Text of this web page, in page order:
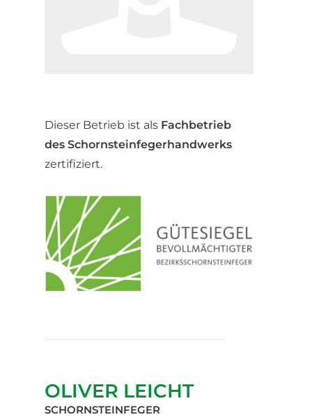
Dieser Betrieb ist als Fachbetrieb
des Schornsteinfegerhandwerks
zertifiziert.
OLIVER LEICHT
SCHORNSTEINFEGER